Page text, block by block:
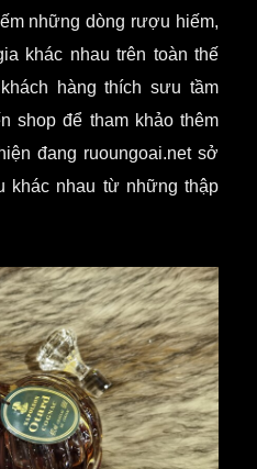
những dòng rượu hiếm,
khác nhau trên toàn thế
hàng thích sưu tầm
shop để tham khảo thêm
đang ruoungoai.net sở
khác nhau từ những thập